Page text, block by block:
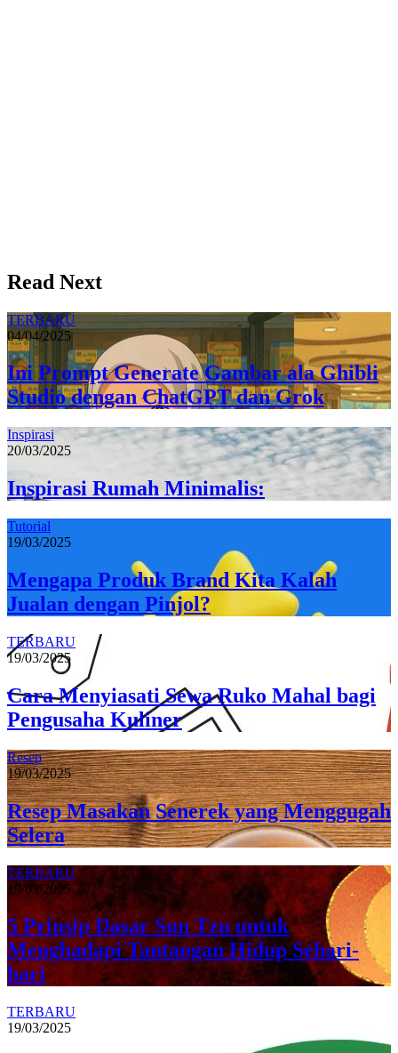
Read Next
TERBARU
04/04/2025
Ini Prompt Generate Gambar ala Ghibli
Studio dengan ChatGPT dan Grok
Inspirasi
20/03/2025
Inspirasi Rumah Minimalis:
Tutorial
19/03/2025
Mengapa Produk Brand Kita Kalah
Jualan dengan Pinjol?
TERBARU
19/03/2025
Cara Menyiasati Sewa Ruko Mahal bagi
Pengusaha Kuliner
Resep
19/03/2025
Resep Masakan Senerek yang Menggugah
Selera
TERBARU
19/03/2025
5 Prinsip Dasar Sun Tzu untuk
Menghadapi Tantangan Hidup Sehari-
hari
TERBARU
19/03/2025